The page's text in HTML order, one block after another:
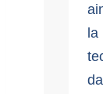
la